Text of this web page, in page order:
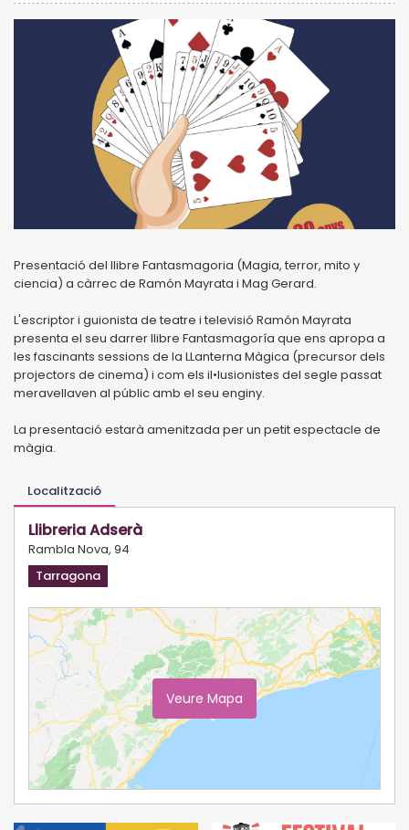
Presentació del llibre Fantasmagoria (Magia, terror, mito y
ciencia) a càrrec de Ramón Mayrata i Mag Gerard.
L'escriptor i guionista de teatre i televisió Ramón Mayrata
presenta el seu darrer llibre Fantasmagoría que ens apropa a
les fascinants sessions de la LLanterna Màgica (precursor dels
projectors de cinema) i com els il•lusionistes del segle passat
meravellaven al públic amb el seu enginy.
La presentació estarà amenitzada per un petit espectacle de
màgia.
Localització
Llibreria Adserà
Rambla Nova, 94
Tarragona
Veure Mapa